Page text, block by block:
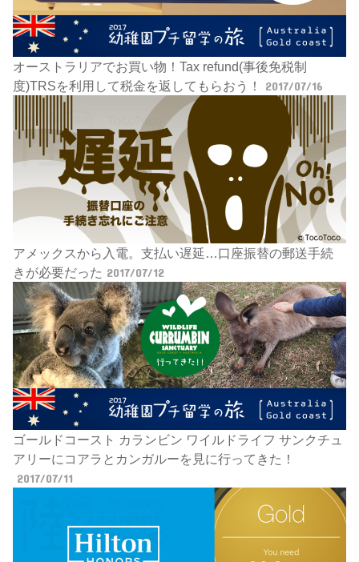
オーストラリアでお買い物！Tax refund(事後免税制
度)TRSを利用して税金を返してもらおう！
2017/07/16
アメックスから入電。支払い遅延…口座振替の郵送手続
きが必要だった 2017/07/12
ゴールドコースト カランビン ワイルドライフ サンクチュ
アリーにコアラとカンガルーを見に行ってきた！
2017/07/11